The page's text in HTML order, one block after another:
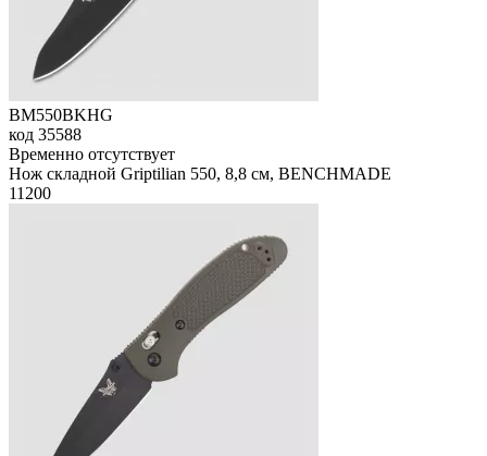
BM550BKHG
код 35588
Временно отсутствует
Нож складной Griptilian 550, 8,8 см, BENCHMADE
11 200